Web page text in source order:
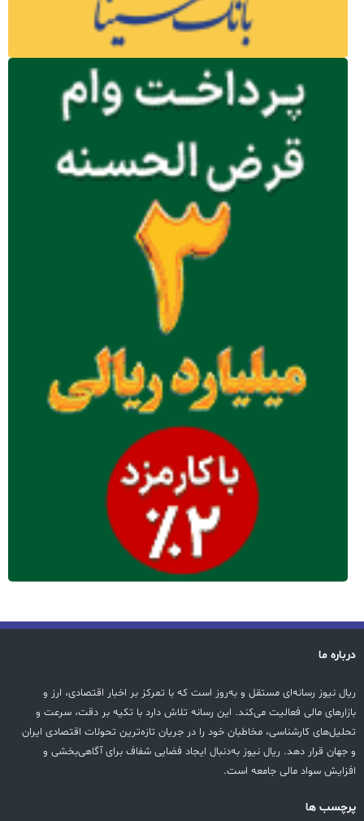
درباره ما
ریال نیوز رسانه‌ای مستقل و به‌روز است که با تمرکز بر اخبار اقتصادی، ارز و
بازارهای مالی فعالیت می‌کند. این رسانه تلاش دارد با تکیه بر دقت، سرعت و
تحلیل‌های کارشناسی، مخاطبان خود را در جریان تازه‌ترین تحولات اقتصادی ایران
و جهان قرار دهد. ریال نیوز به‌دنبال ایجاد فضایی شفاف برای آگاهی‌بخشی و
افزایش سواد مالی جامعه است.
پرچسب ها